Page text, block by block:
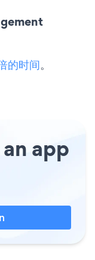
的时间。
app